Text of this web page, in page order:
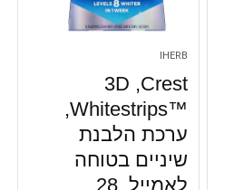
IHERB
Crest‏, 3D
Whitestrips™‎,
ערכת הלבנת
שיניים בטוחה
לאמייל, 28